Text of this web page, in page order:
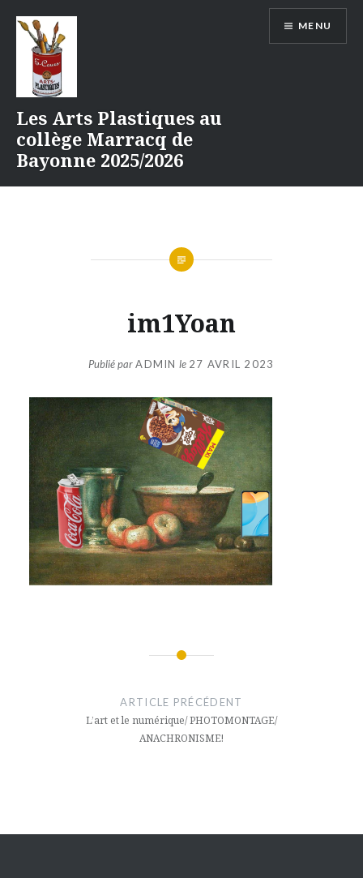
contenu
Les Arts Plastiques au
collège Marracq de
Bayonne 2025/2026
MENU
im1Yoan
Publié parADMIN le 27 AVRIL 2023
ARTICLE PRÉCÉDENT
L’art et le numérique/ PHOTOMONTAGE/
ANACHRONISME!